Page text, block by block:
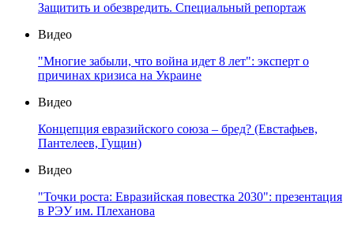
Защитить и обезвредить. Специальный репортаж
Видео
"Многие забыли, что война идет 8 лет": эксперт о
причинах кризиса на Украине
Видео
Концепция евразийского союза – бред? (Евстафьев,
Пантелеев, Гущин)
Видео
"Точки роста: Евразийская повестка 2030": презентация
в РЭУ им. Плеханова